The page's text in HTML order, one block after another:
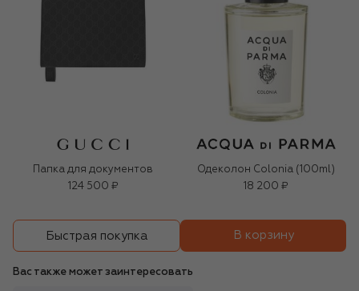
Папка для документов
124 500 ₽
Одеколон Colonia (100ml)
18 200 ₽
Быстрая покупка В корзину
Вас также может заинтересовать